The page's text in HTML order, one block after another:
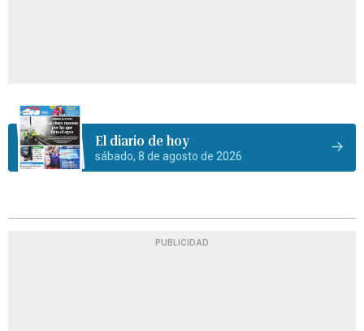
El diario de hoy
sábado, 8 de agosto de 2026
PUBLICIDAD